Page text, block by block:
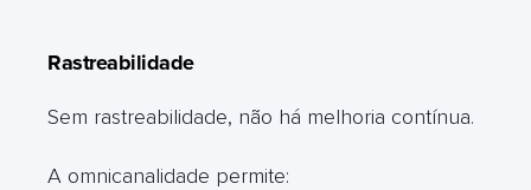
Rastreabilidade
Sem rastreabilidade, não há melhoria contínua.
A omnicanalidade permite: